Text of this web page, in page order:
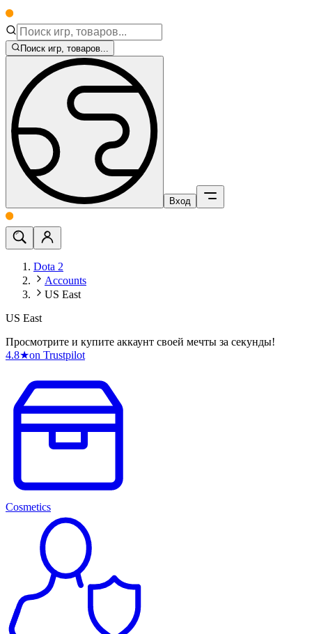
Поиск игр, товаров...
Вход
Dota 2
Accounts
US East
US East
Просмотрите и купите аккаунт своей мечты за секунды!
4.8★on Trustpilot
Cosmetics